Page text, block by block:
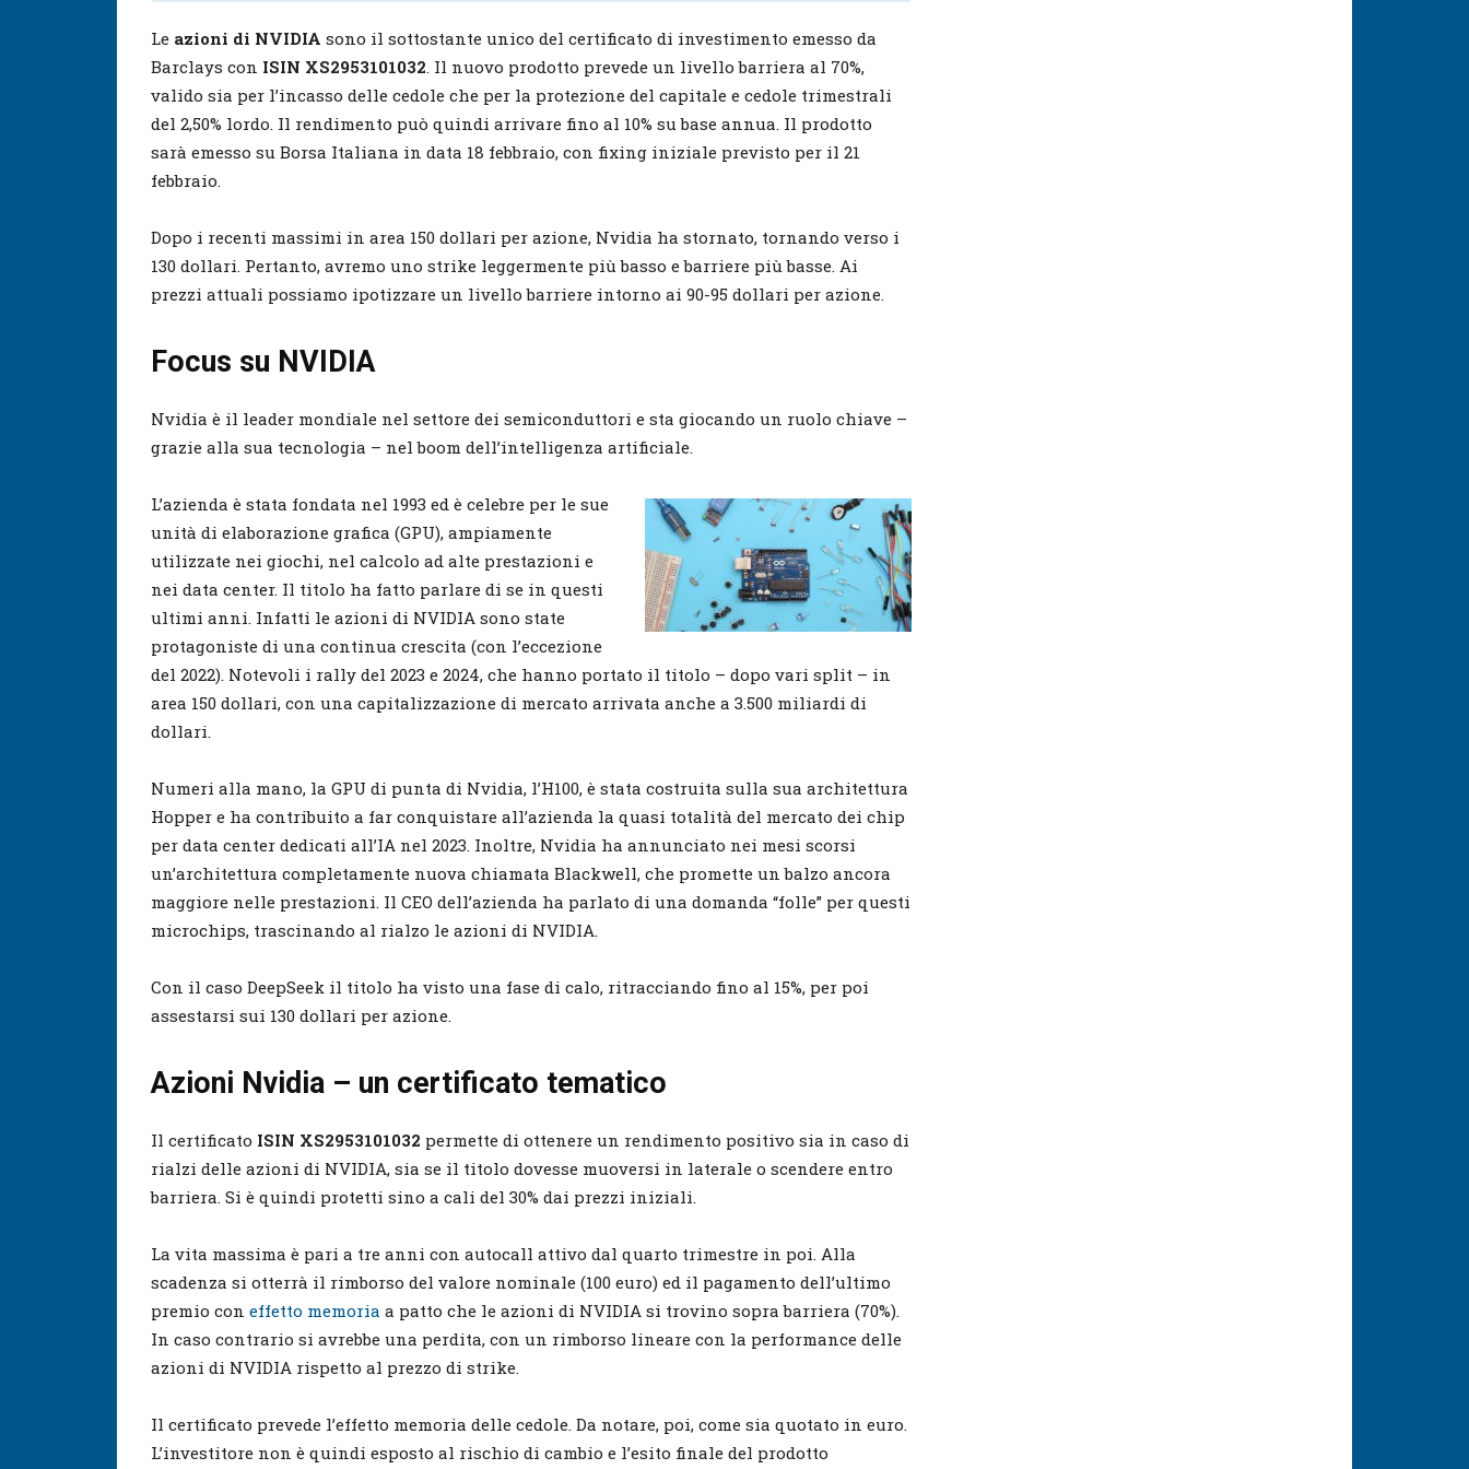
Le azioni di NVIDIA sono il sottostante unico del certificato di investimento emesso da
Barclays con ISIN XS2953101032. Il nuovo prodotto prevede un livello barriera al 70%,
valido sia per l’incasso delle cedole che per la protezione del capitale e cedole trimestrali
del 2,50% lordo. Il rendimento può quindi arrivare fino al 10% su base annua. Il prodotto
sarà emesso su Borsa Italiana in data 18 febbraio, con fixing iniziale previsto per il 21
febbraio.
Dopo i recenti massimi in area 150 dollari per azione, Nvidia ha stornato, tornando verso i
130 dollari. Pertanto, avremo uno strike leggermente più basso e barriere più basse. Ai
prezzi attuali possiamo ipotizzare un livello barriere intorno ai 90-95 dollari per azione.
Focus su NVIDIA
Nvidia è il leader mondiale nel settore dei semiconduttori e sta giocando un ruolo chiave –
grazie alla sua tecnologia – nel boom dell’intelligenza artificiale.
L’azienda è stata fondata nel 1993 ed è celebre per le sue
unità di elaborazione grafica (GPU), ampiamente
utilizzate nei giochi, nel calcolo ad alte prestazioni e
nei data center. Il titolo ha fatto parlare di se in questi
ultimi anni. Infatti le azioni di NVIDIA sono state
protagoniste di una continua crescita (con l’eccezione
del 2022). Notevoli i rally del 2023 e 2024, che hanno portato il titolo – dopo vari split – in
area 150 dollari, con una capitalizzazione di mercato arrivata anche a 3.500 miliardi di
dollari.
Numeri alla mano, la GPU di punta di Nvidia, l’H100, è stata costruita sulla sua architettura
Hopper e ha contribuito a far conquistare all’azienda la quasi totalità del mercato dei chip
per data center dedicati all’IA nel 2023. Inoltre, Nvidia ha annunciato nei mesi scorsi
un’architettura completamente nuova chiamata Blackwell, che promette un balzo ancora
maggiore nelle prestazioni. Il CEO dell’azienda ha parlato di una domanda “folle” per questi
microchips, trascinando al rialzo le azioni di NVIDIA.
Con il caso DeepSeek il titolo ha visto una fase di calo, ritracciando fino al 15%, per poi
assestarsi sui 130 dollari per azione.
Azioni Nvidia – un certificato tematico
Il certificato ISIN XS2953101032 permette di ottenere un rendimento positivo sia in caso di
rialzi delle azioni di NVIDIA, sia se il titolo dovesse muoversi in laterale o scendere entro
barriera. Si è quindi protetti sino a cali del 30% dai prezzi iniziali.
La vita massima è pari a tre anni con autocall attivo dal quarto trimestre in poi. Alla
scadenza si otterrà il rimborso del valore nominale (100 euro) ed il pagamento dell’ultimo
premio con effetto memoria a patto che le azioni di NVIDIA si trovino sopra barriera (70%).
In caso contrario si avrebbe una perdita, con un rimborso lineare con la performance delle
azioni di NVIDIA rispetto al prezzo di strike.
Il certificato prevede l’effetto memoria delle cedole. Da notare, poi, come sia quotato in euro.
L’investitore non è quindi esposto al rischio di cambio e l’esito finale del prodotto